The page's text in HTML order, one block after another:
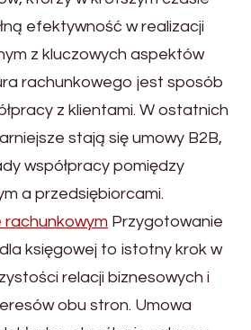
efektywność w realizacji
z kluczowych aspektów
rachunkowego jest sposób
z klientami. W ostatnich
stają się umowy B2B,
współpracy pomiędzy
a przedsiębiorcami.
rachunkowym Przygotowanie
księgowej to istotny krok w
relacji biznesowych i
obu stron. Umowa